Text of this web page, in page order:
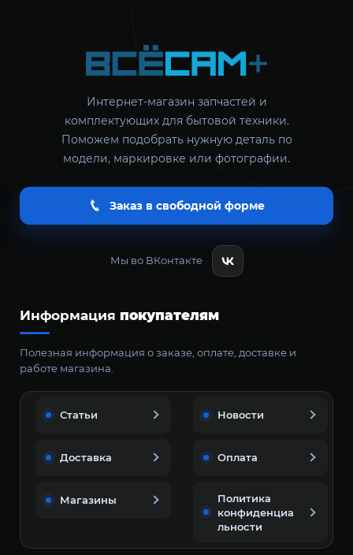
Интернет-магазин запчастей и
комплектующих для бытовой техники.
Поможем подобрать нужную деталь по
модели, маркировке или фотографии.
Заказ в свободной форме
Мы во ВКонтакте
Информация покупателям
Полезная информация о заказе, оплате, доставке и
работе магазина.
Статьи Новости
Доставка Оплата
Магазины
Политика
конфиденциа
льности